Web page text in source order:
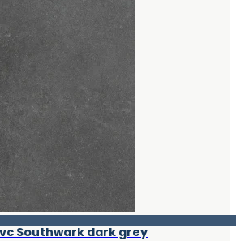
Southwark dark grey